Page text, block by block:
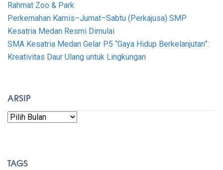
Rahmat Zoo & Park
Perkemahan Kamis–Jumat–Sabtu (Perkajusa) SMP
Kesatria Medan Resmi Dimulai
SMA Kesatria Medan Gelar P5 “Gaya Hidup Berkelanjutan”:
Kreativitas Daur Ulang untuk Lingkungan
ARSIP
Arsip
TAGS